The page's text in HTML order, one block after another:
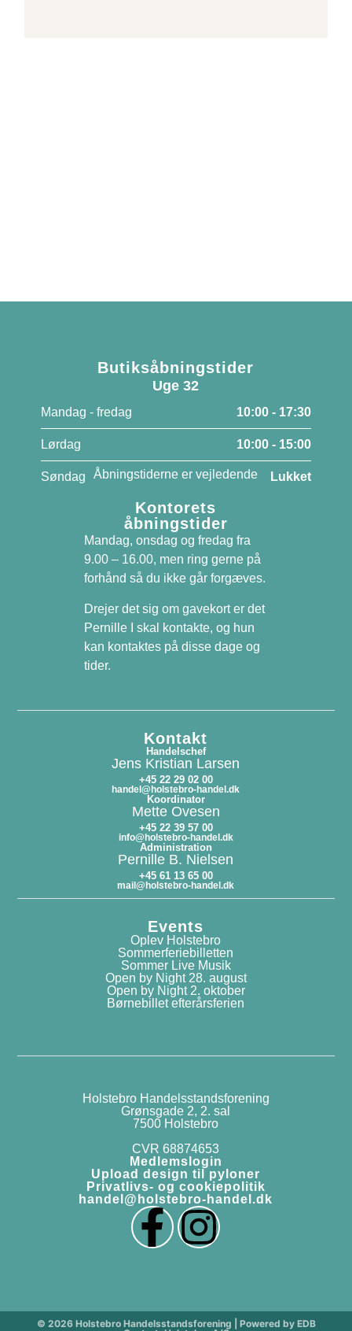
Holstebro Handelsstandsforening
Grønsgade 2, 2. sal
7500 Holstebro
CVR 68874653
Medlemslogin
Upload design til pyloner
Privatlivs- og cookiepolitik
handel@holstebro-handel.dk
Butiksåbningstider
Uge 32
Mandag - fredag 10:00 - 17:30
Lørdag 10:00 - 15:00
Søndag Lukket
Åbningstiderne er vejledende
Kontorets
åbningstider
Mandag, onsdag og fredag fra
9.00 – 16.00, men ring gerne på
forhånd så du ikke går forgæves.
Drejer det sig om gavekort er det
Pernille I skal kontakte, og hun
kan kontaktes på disse dage og
tider.
Kontakt
Handelschef
Jens Kristian Larsen
+45 22 29 02 00
handel@holstebro-handel.dk
Koordinator
Mette Ovesen
+45 22 39 57 00
info@holstebro-handel.dk
Administration
Pernille B. Nielsen
+45 61 13 65 00
mail@holstebro-handel.dk
Events
Oplev Holstebro
Sommerferiebilletten
Sommer Live Musik
Open by Night 28. august
Open by Night 2. oktober
Børnebillet efterårsferien
© 2026 Holstebro Handelsstandsforening | Powered by EDB